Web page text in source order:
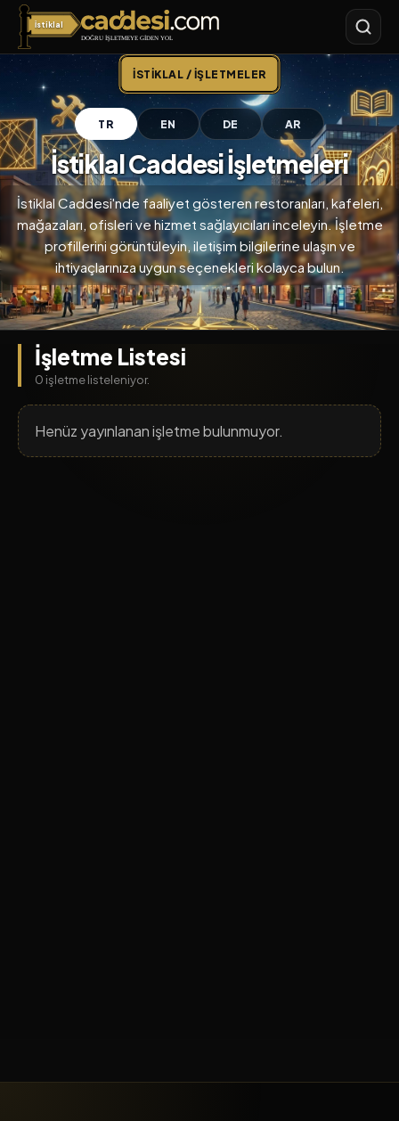
İstiklal
İstiklal Caddesi
İSTIKLAL / İŞLETMELER
TR EN DE AR
İstiklal Caddesi İşletmeleri
İstiklal Caddesi'nde faaliyet gösteren restoranları, kafeleri,
mağazaları, ofisleri ve hizmet sağlayıcıları inceleyin. İşletme
profillerini görüntüleyin, iletişim bilgilerine ulaşın ve
ihtiyaçlarınıza uygun seçenekleri kolayca bulun.
İşletme Listesi
0 işletme listeleniyor.
Henüz yayınlanan işletme bulunmuyor.